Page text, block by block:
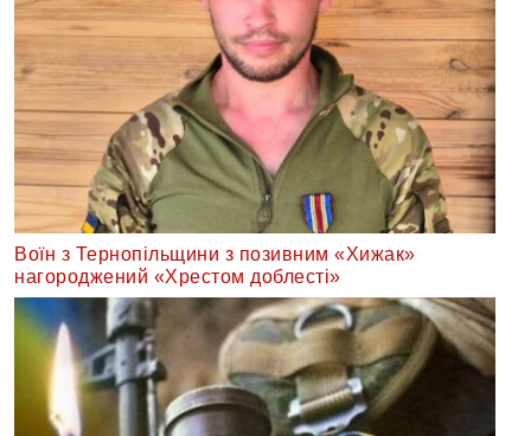
Воїн з Тернопільщини з позивним «Хижак»
нагороджений «Хрестом доблесті»